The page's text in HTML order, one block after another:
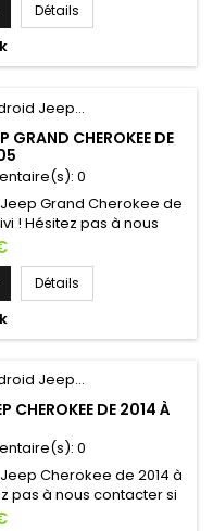
Détails
GRAND CHEROKEE DE
0
Grand Cherokee de
! Hésitez pas à nous
question !
Détails
CHEROKEE DE 2014 À
0
Cherokee de 2014 à
pas à nous contacter si
!